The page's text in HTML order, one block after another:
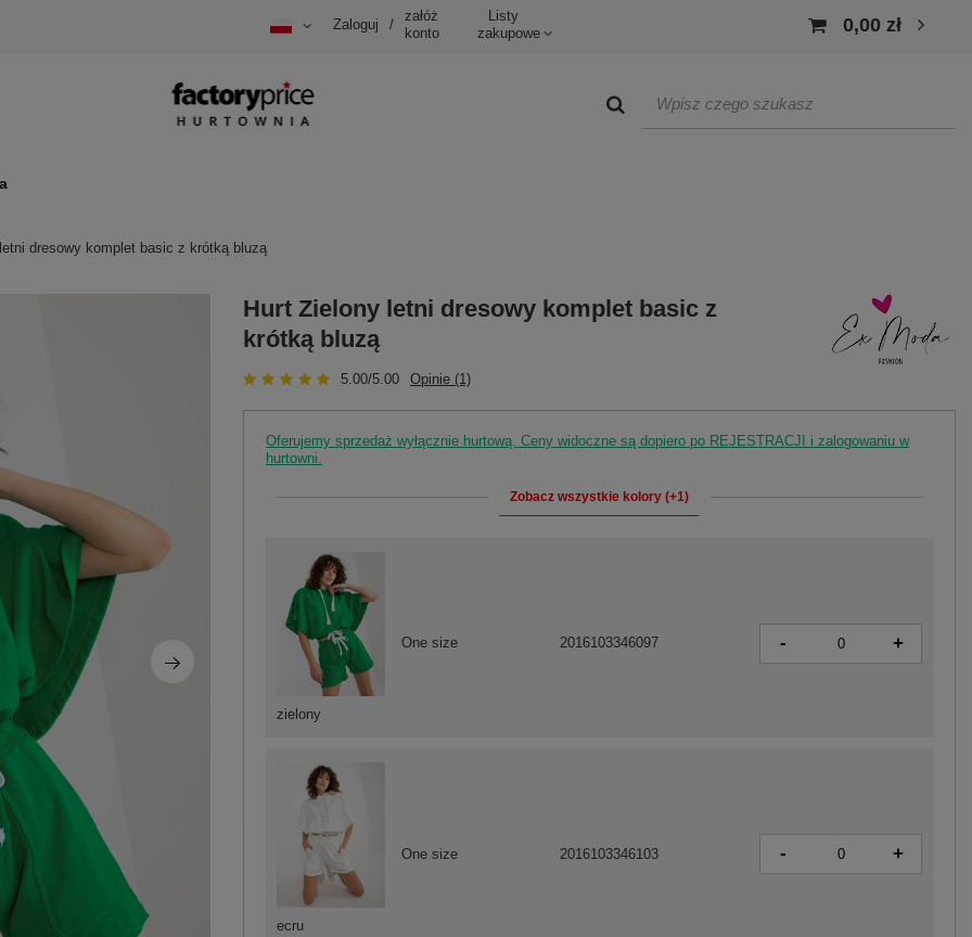
Zaloguj /
załóż
konto
Listy
zakupowe
0,00 zł
dresowy komplet basic z krótką bluzą
Hurt Zielony letni dresowy komplet basic z
krótką bluzą
5.00/5.00 Opinie (1)
Oferujemy sprzedaż wyłącznie hurtową. Ceny widoczne są dopiero po REJESTRACJI i zalogowaniu w
hurtowni.
Zobacz wszystkie kolory (+1)
ecru
One size 2016103346103 - +
zielony
One size 2016103346097 - +